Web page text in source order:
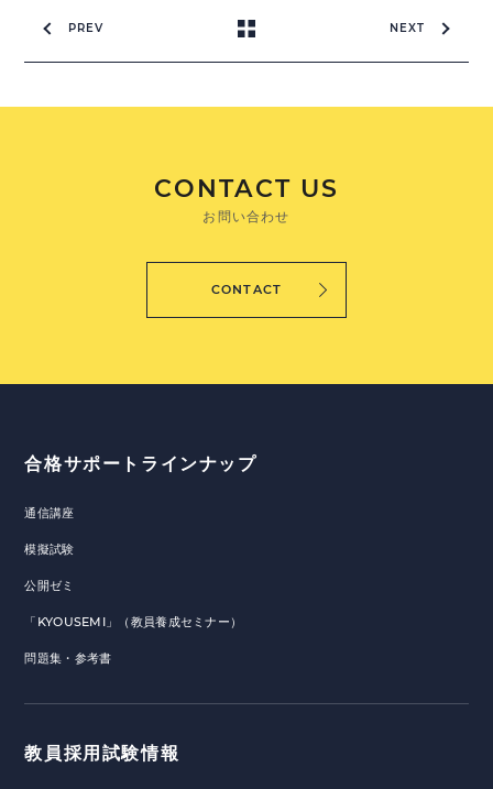
PREV NEXT
CONTACT US
お問い合わせ
CONTACT
合格サポートラインナップ
通信講座
模擬試験
公開ゼミ
「KYOUSEMI」（教員養成セミナー）
問題集・参考書
教員採用試験情報